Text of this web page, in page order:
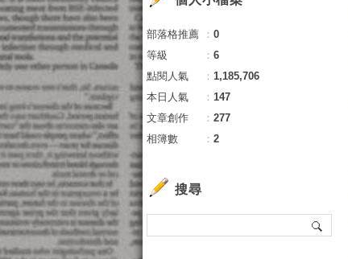
部落格推薦 ： 0
等級
： 6
點閱人氣
： 1,185,706
本日人氣
： 147
文章創作
： 277
相簿數
： 2
搜尋